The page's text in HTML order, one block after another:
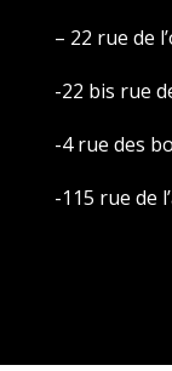
– 22 rue de
-22 bis rue
-4 rue des
-115 rue de